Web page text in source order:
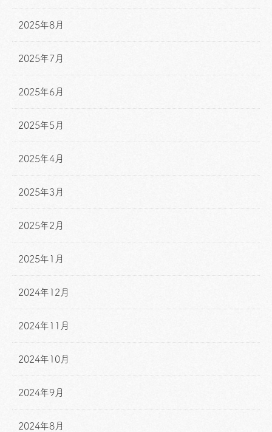
2025年8月
2025年7月
2025年6月
2025年5月
2025年4月
2025年3月
2025年2月
2025年1月
2024年12月
2024年11月
2024年10月
2024年9月
2024年8月